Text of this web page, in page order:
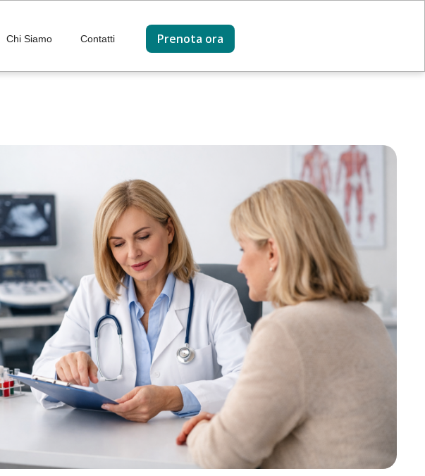
Chi Siamo Contatti Prenota ora